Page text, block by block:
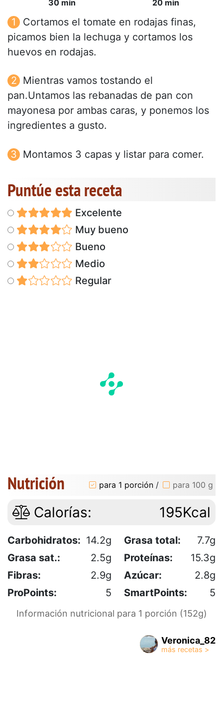
30 min 20 min
Cortamos el tomate en rodajas finas,
picamos bien la lechuga y cortamos los
huevos en rodajas.
Mientras vamos tostando el
pan.Untamos las rebanadas de pan con
mayonesa por ambas caras, y ponemos los
ingredientes a gusto.
Montamos 3 capas y listar para comer.
Puntúe esta receta
Excelente
Muy bueno
Bueno
Medio
Regular
Nutrición para 1 porción / para 100 g
Calorías: 195Kcal
Carbohidratos: 14.2g Grasa total:
7.7g
Grasa sat.:
2.5g Proteínas:
15.3g
Fibras:
2.9g Azúcar:
2.8g
ProPoints:
5 SmartPoints: 5
Información nutricional para 1 porción (152g)
Veronica_82